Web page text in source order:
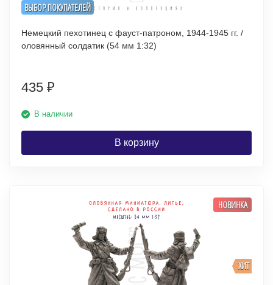
ВЫБОР ПОКУПАТЕЛЕЙ
Немецкий пехотинец с фауст-патроном, 1944-1945 гг. /
оловянный солдатик (54 мм 1:32)
435 ₽
В наличии
В корзину
ХИТ
НОВИНКА